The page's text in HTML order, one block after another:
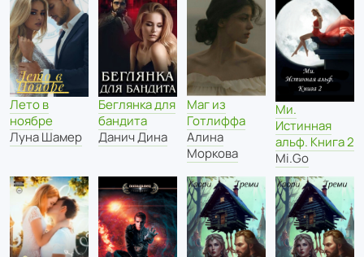
Лето в
ноябре
Луна Шамер
Беглянка для
бандита
Данич Дина
Маг из
Готлиффа
Алина
Моркова
Ми.
Истинная
альф. Книга 2
Mi.Go